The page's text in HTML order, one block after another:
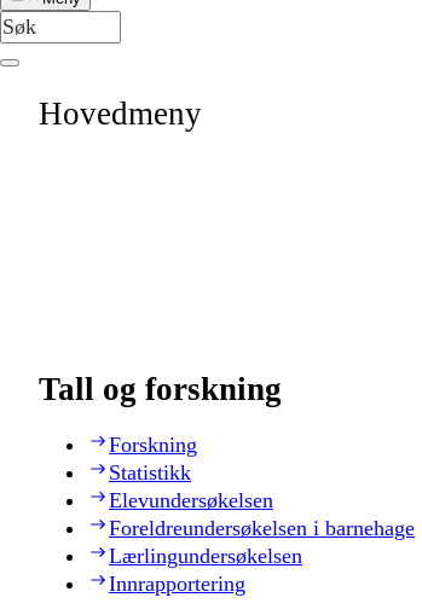
Hovedmeny
Tall og forskning
Forskning
Statistikk
Elevundersøkelsen
Foreldreundersøkelsen i barnehage
Lærlingundersøkelsen
Innrapportering